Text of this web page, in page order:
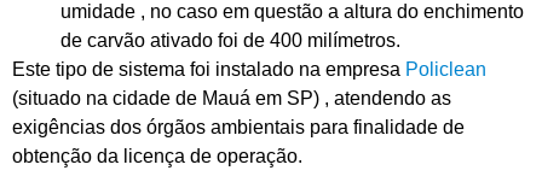
umidade , no caso em questão a altura do enchimento
de carvão ativado foi de 400 milímetros.
Este tipo de sistema foi instalado na empresa Policlean
(situado na cidade de Mauá em SP) , atendendo as
exigências dos órgãos ambientais para finalidade de
obtenção da licença de operação.